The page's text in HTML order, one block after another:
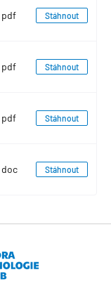
pdf Stáhnout
pdf Stáhnout
pdf Stáhnout
doc Stáhnout